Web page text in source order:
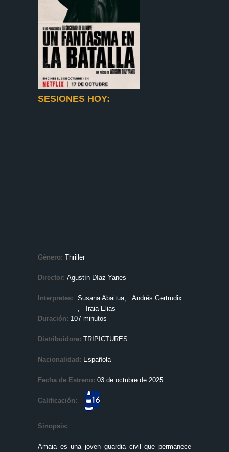
SESIONES HOY:
Género: Thriller
Director: Agustín Díaz Yanes
Interpretes: Susana Abaitua , Andrés Gertrudix
, Iraia Elias
Duración: 107 minutos
Distribuidora: TRIPICTURES
Nacionalidad: Española
Fecha de Estreno: 03 de octubre de 2025
Calificación:
Sinopsis:
Amaia es una joven guardia civil que permanece